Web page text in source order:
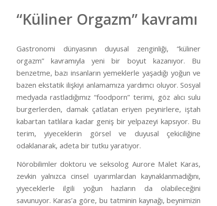
“Küliner Orgazm” kavramı
Gastronomi dünyasının duyusal zenginliği, “küliner
orgazm” kavramıyla yeni bir boyut kazanıyor. Bu
benzetme, bazı insanların yemeklerle yaşadığı yoğun ve
bazen ekstatik ilişkiyi anlamamıza yardımcı oluyor. Sosyal
medyada rastladığımız “foodporn” terimi, göz alıcı sulu
burgerlerden, damak çatlatan eriyen peynirlere, iştah
kabartan tatlılara kadar geniş bir yelpazeyi kapsıyor. Bu
terim, yiyeceklerin görsel ve duyusal çekiciliğine
odaklanarak, adeta bir tutku yaratıyor.
Nörobilimler doktoru ve seksolog Aurore Malet Karas,
zevkin yalnızca cinsel uyarımlardan kaynaklanmadığını,
yiyeceklerle ilgili yoğun hazların da olabileceğini
savunuyor. Karas’a göre, bu tatminin kaynağı, beynimizin